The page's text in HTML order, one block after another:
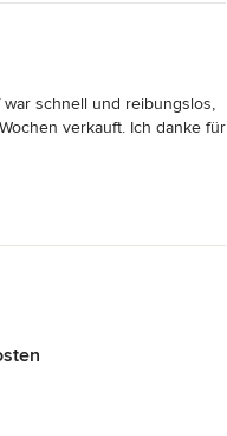
schnell und reibungslos,
verkauft. Ich danke für